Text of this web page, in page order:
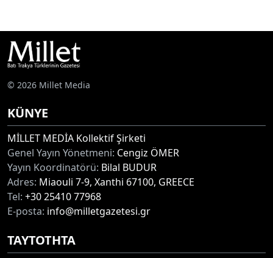
© 2026 Millet Media
KÜNYE
MİLLET MEDİA Kollektif Şirketi
Genel Yayın Yönetmeni: Cengiz ÖMER
Yayın Koordinatörü: Bilal BUDUR
Adres: Miaouli 7-9, Xanthi 67100, GREECE
Tel: +30 25410 77968
E-posta: info@milletgazetesi.gr
ΤΑΥΤΟΤΗΤΑ